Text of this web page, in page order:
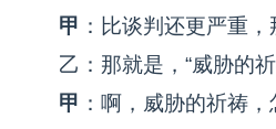
甲 ：比谈判还更严重
乙：那就是，“威胁的祈
甲 ：啊，威胁的祈祷